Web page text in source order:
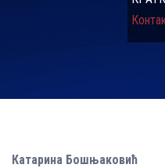
Катарина Бошњаковић